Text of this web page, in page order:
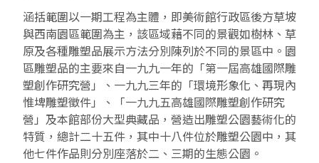
涵括範圍以一期工程為主體，即美術館行政區後方草坡
與西南園區範圍為主，該區域藉不同的景觀如樹林、草
原及各種雕塑品展示方法分別陳列於不同的景區中。園
區雕塑品的主要來自一九九一年的「第一屆高雄國際雕
塑創作研究營」、一九九三年的「環境形象化、再現內
惟埤雕塑徵件」、「一九九五高雄國際雕塑創作研究
營」及本館部份大型典藏品，營造出雕塑公園藝術化的
特質，總計二十五件，其中十八件位於雕塑公園中，其
他七件作品則分別座落於二、三期的生態公園。